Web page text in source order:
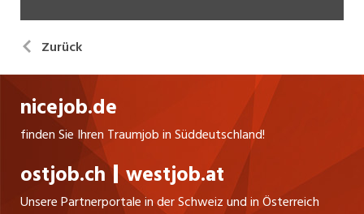
Zurück
nicejob.de
finden Sie Ihren Traumjob in Süddeutschland!
ostjob.ch westjob.at
Unsere Partnerportale in der Schweiz und in Österreich